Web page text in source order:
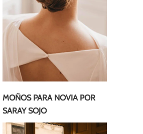
MOÑOS PARA NOVIA POR
SARAY SOJO